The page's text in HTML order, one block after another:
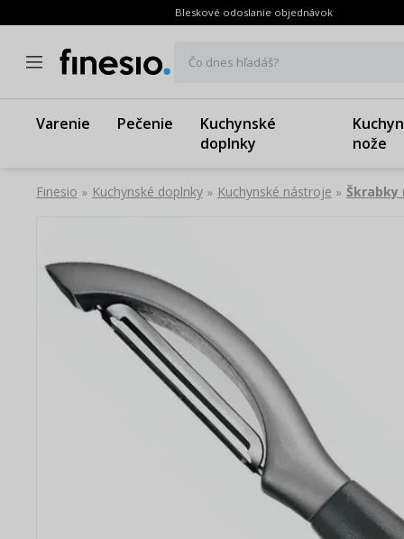
Bleskové odoslanie objednávok
Čo dnes hľadáš?
Varenie Pečenie
Kuchynské
doplnky
nože
Finesio » Kuchynské doplnky » Kuchynské nástroje » Škrabky